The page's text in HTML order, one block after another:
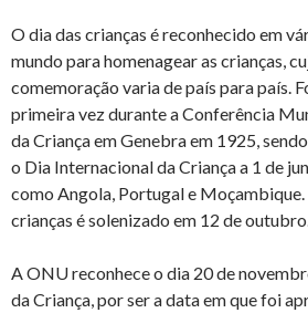
O dia das crianças é reconhecido em
mundo para homenagear as crianças,
comemoração varia de país para país.
primeira vez durante a Conferência
da Criança em Genebra em 1925,
o Dia Internacional da Criança a 1 de
como Angola, Portugal e Moçambique.
crianças é solenizado em 12 de
A ONU reconhece o dia 20 de
da Criança, por ser a data em que foi